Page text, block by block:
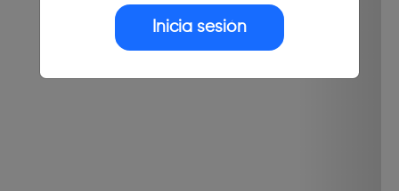
Inicia sesión